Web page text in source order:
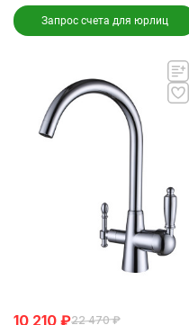
Запрос счета для юрлиц
10 210 ₽22 470 ₽